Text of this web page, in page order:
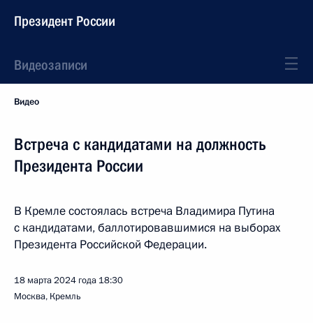
Президент России
Видеозаписи
Видео
Встреча с кандидатами на должность
Президента России
В Кремле состоялась встреча Владимира Путина
с кандидатами, баллотировавшимися на выборах
Президента Российской Федерации.
18 марта 2024 года 18:30
Москва, Кремль